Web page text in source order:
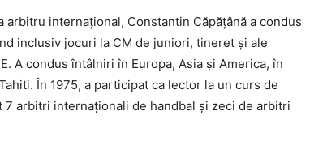
arbitru internaţional, Constantin Căpățână a condus
inclusiv jocuri la CM de juniori, tineret şi ale
A condus întâlniri în Europa, Asia şi America, în
În 1975, a participat ca lector la un curs de
arbitri internaţionali de handbal şi zeci de arbitri